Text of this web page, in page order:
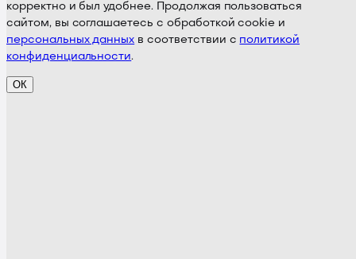
корректно и был удобнее. Продолжая пользоваться
сайтом, вы соглашаетесь с обработкой cookie и
персональных данных в соответствии с политикой
конфиденциальности.
ОК